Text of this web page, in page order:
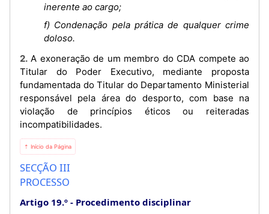
inerente ao cargo;
f) Condenação pela prática de qualquer crime
doloso.
2. A exoneração de um membro do CDA compete ao
Titular do Poder Executivo, mediante proposta
fundamentada do Titular do Departamento Ministerial
responsável pela área do desporto, com base na
violação de princípios éticos ou reiteradas
incompatibilidades.
⇡ Início da Página
SECÇÃO III
PROCESSO
Artigo 19.º Procedimento disciplinar